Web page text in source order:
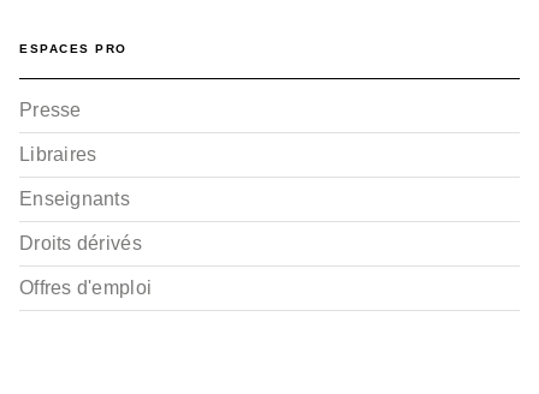
ESPACES PRO
Presse
Libraires
Enseignants
Droits dérivés
Offres d'emploi